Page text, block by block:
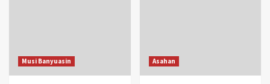
Musi Banyuasin Asahan